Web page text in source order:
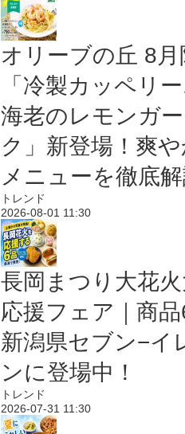
オリーブの丘 8月
「冷製カッペリ
海老のレモンガ
ク」新登場！爽
メニューを徹底
トレンド
2026-08-01 11:30
長岡まつり大花
応援フェア｜商
新潟県セブン−イ
ンに登場中！
トレンド
2026-07-31 11:30